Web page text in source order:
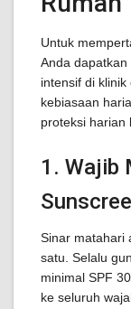
Untuk
Anda
intensif di
kebiasaan
proteksi harian
1. Wajib
Sinar matahari
satu. Selalu
minimal SPF
ke seluruh